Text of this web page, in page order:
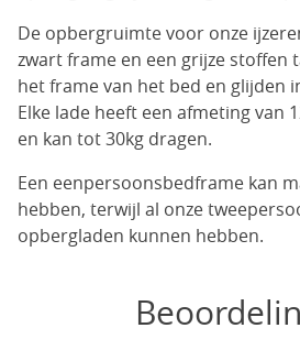
De opbergruimte voor onze
zwart frame en een grijze stoffen
het frame van het bed en glijden
Elke lade heeft een afmeting van
en kan tot 30kg dragen.
Een eenpersoonsbedframe kan
hebben, terwijl al onze
opbergladen kunnen hebben.